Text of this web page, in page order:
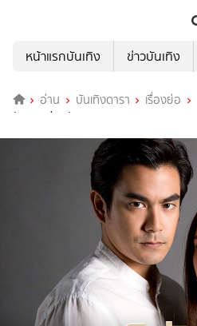
หน้าแรกบันเทิง
ข่าวบันเทิง
อ่าน บันเทิงดารา เรื่องย่อ
สังหาร ช่องวัน31